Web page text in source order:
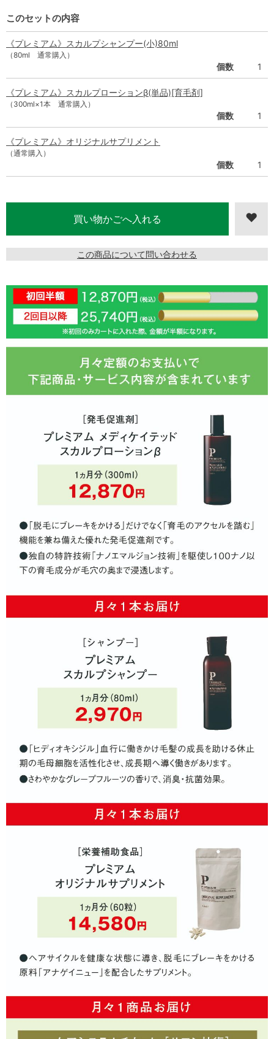
このセットの内容
《プレミアム》スカルプシャンプー(小)80ml
（80ml 通常購入）
個数 1
《プレミアム》スカルプローションβ(単品)[育毛剤]
（300ml×1本 通常購入）
個数 1
《プレミアム》オリジナルサプリメント
（通常購入）
個数 1
この商品について問い合わせる